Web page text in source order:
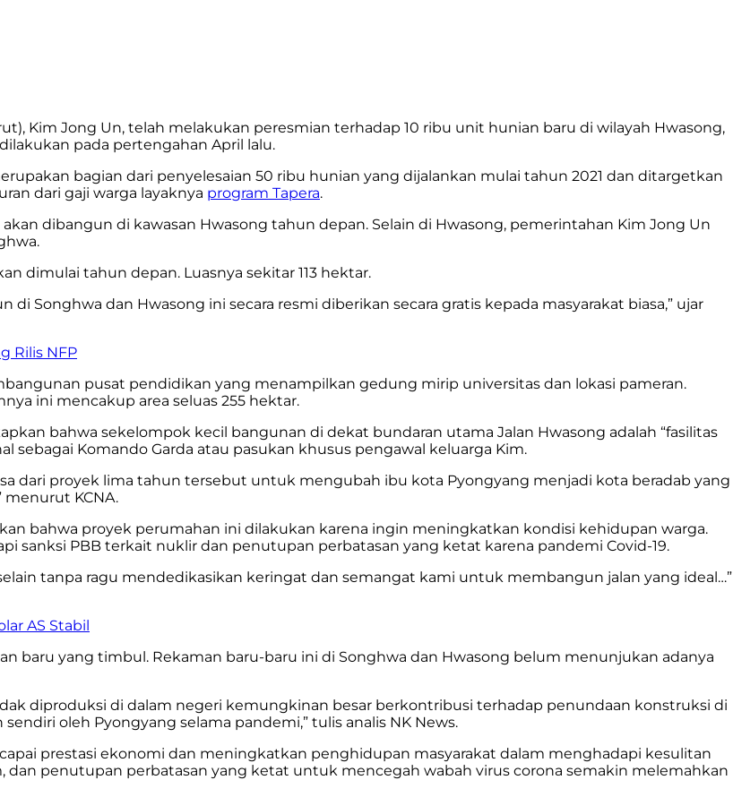
Kim Jong Un, telah melakukan peresmian terhadap 10 ribu unit hunian baru di wilayah Hwasong,
pada pertengahan April lalu.
bagian dari penyelesaian 50 ribu hunian yang dijalankan mulai tahun 2021 dan ditargetkan
dari gaji warga layaknya program Tapera.
dibangun di kawasan Hwasong tahun depan. Selain di Hwasong, pemerintahan Kim Jong Un
dimulai tahun depan. Luasnya sekitar 113 hektar.
Songhwa dan Hwasong ini secara resmi diberikan secara gratis kepada masyarakat biasa,” ujar
Rilis NFP
pusat pendidikan yang menampilkan gedung mirip universitas dan lokasi pameran.
ini mencakup area seluas 255 hektar.
bahwa sekelompok kecil bangunan di dekat bundaran utama Jalan Hwasong adalah “fasilitas
sebagai Komando Garda atau pasukan khusus pengawal keluarga Kim.
dari proyek lima tahun tersebut untuk mengubah ibu kota Pyongyang menjadi kota beradab yang
menurut KCNA.
bahwa proyek perumahan ini dilakukan karena ingin meningkatkan kondisi kehidupan warga.
sanksi PBB terkait nuklir dan penutupan perbatasan yang ketat karena pandemi Covid-19.
tanpa ragu mendedikasikan keringat dan semangat kami untuk membangun jalan yang ideal…”
AS Stabil
baru yang timbul. Rekaman baru-baru ini di Songhwa dan Hwasong belum menunjukan adanya
diproduksi di dalam negeri kemungkinan besar berkontribusi terhadap penundaan konstruksi di
oleh Pyongyang selama pandemi,” tulis analis NK News.
prestasi ekonomi dan meningkatkan penghidupan masyarakat dalam menghadapi kesulitan
dan penutupan perbatasan yang ketat untuk mencegah wabah virus corona semakin melemahkan